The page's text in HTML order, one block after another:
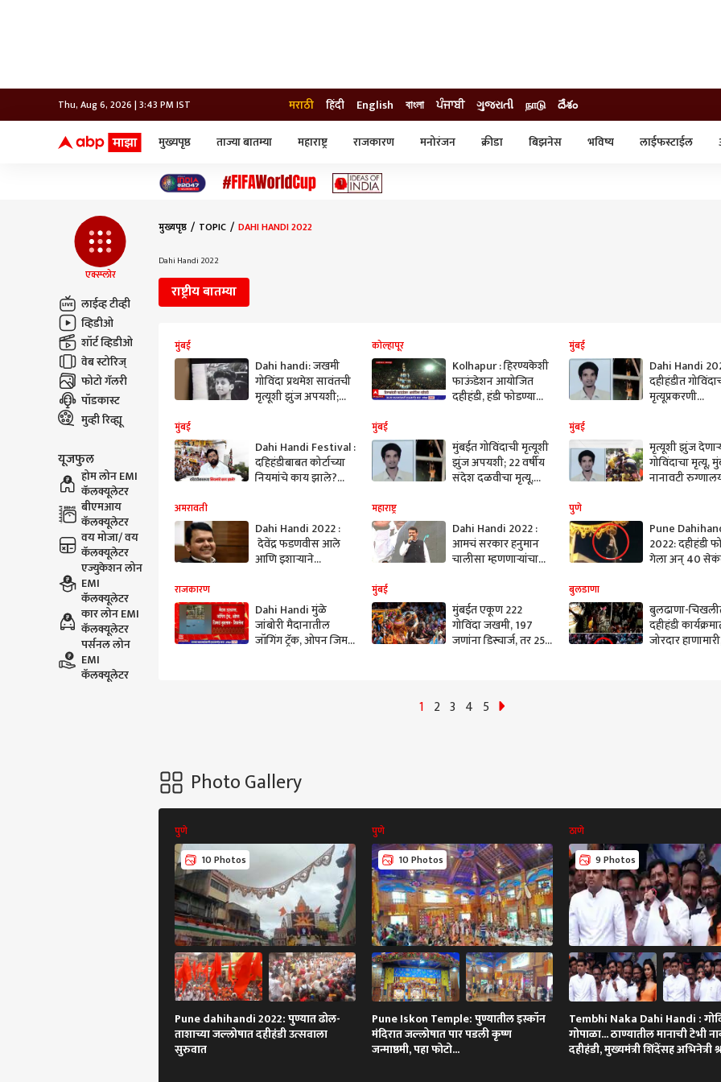
Thu, Aug 6, 2026 | 3:43 PM IST मराठी हिंदी English বাংলা ਪੰਜਾਬੀ ગુજરાતી நாடு దేశం
मुख्यपृष्ठ ताज्या बातम्या महाराष्ट्र राजकारण मनोरंजन क्रीडा बिझनेस भविष्य लाईफस्टाईल
कोल्हापूर
नवी मुंबई
अहमदनगर
अकोला
एक्स्प्लोर
लाईव्ह टीव्ही
व्हिडीओ
शॉर्ट व्हिडीओ
वेब स्टोरिज्
फोटो गॅलरी
पॉडकास्ट
मुव्ही रिव्ह्यू
यूजफुल
होम लोन EMI
कॅलक्यूलेटर
बीएमआय
कॅलक्यूलेटर
वय मोजा/ वय
कॅलक्यूलेटर
एज्युकेशन लोन
EMI
कॅलक्यूलेटर
कार लोन EMI
कॅलक्यूलेटर
पर्सनल लोन
EMI
कॅलक्यूलेटर
मुख्यपृष्ठ TOPIC DAHI HANDI 2022
Dahi Handi 2022
राष्ट्रीय बातम्या
मुंबई
Dahi handi: जखमी
गोविंदा प्रथमेश सावंतची
मृत्यूशी झुंज अपयशी;
कोल्हापूर
Kolhapur : हिरण्यकेशी
फाऊंडेशन आयोजित
दहीहंडी, हंडी फोडण्याचा
मुंबई
Dahi Handi
दहीहंडीत
मृत्यूप्रकरणी
पोलिसांकडून
अटक
मुंबई
Dahi Handi Festival :
दहिहंडीबाबत कोर्टाच्या
नियमांचे काय झाले?
प्रश्नचिन्ह
मुंबई
मुंबईत गोविंदाची मृत्यूशी
झुंज अपयशी; 22 वर्षीय
संदेश दळवीचा मृत्यू,
मदतीचं आश्वासन
मुंबई
मृत्यूशी झुंज
गोविंदाचा मृत्यू,
नानावटी
अमरावती
Dahi Handi 2022 :
देवेंद्र फडणवीस आले
आणि इशाऱ्याने
रक्ततुला करण्यास नकार
महाराष्ट्र
Dahi Handi 2022 :
आमचं सरकार हनुमान
चालीसा म्हणणाऱ्यांचा
फडणवीस
पुणे
Pune
2022: दहीहंडी
गेला अन् 40
गोविंदाचा थरार
राजकारण
Dahi Handi मुंळे
जांबोरी मैदानातील
जॉगिंग ट्रॅक, ओपन जिमचं
मुंबई
मुंबईत एकूण 222
गोविंदा जखमी, 197
जणांना डिस्चार्ज, तर 25
बुलडाणा
बुलढाणा-
दहीहंडी
जोरदार
1 2 3 4 5
Photo Gallery
पुणे
10 Photos
Pune dahihandi 2022: पुण्यात ढोल-
ताशाच्या जल्लोषात दहीहंडी उत्सवाला
सुरुवात
पुणे
10 Photos
Pune Iskon Temple: पुण्यातील इस्कॉन
मंदिरात जल्लोषात पार पडली कृष्ण
जन्माष्ठमी, पहा फोटो...
ठाणे
9 Photos
Tembhi Naka Dahi Handi :
गोपाळा... ठाण्यातील मानाची टेभी
दहीहंडी, मुख्यमंत्री शिंदेंसह अभिनेत्री